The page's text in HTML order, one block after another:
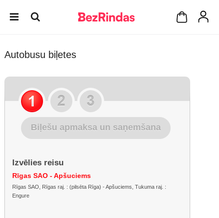
Autobusu biļetes
Biļešu apmaksa un saņemšana
Izvēlies reisu
Rīgas SAO - Apšuciems
Rīgas SAO, Rīgas raj. : (pilsēta Rīga) - Apšuciems, Tukuma raj. :
Engure